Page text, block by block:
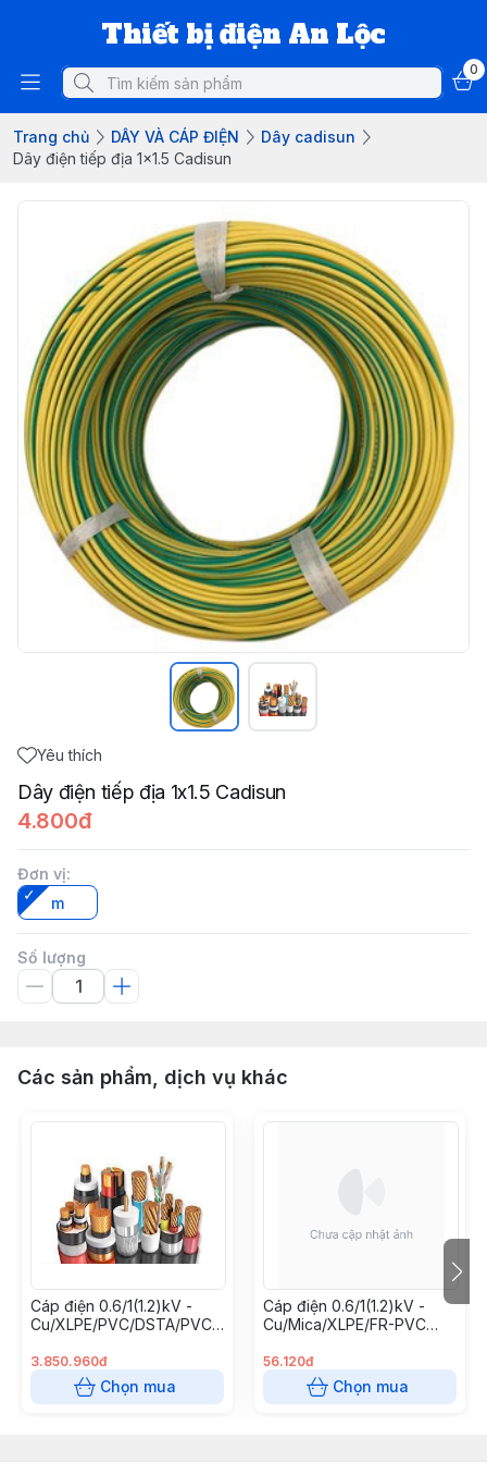
Thiết bị điện An Lộc
0
Trang chủ DÂY VÀ CÁP ĐIỆN
Dây cadisun
Dây điện tiếp địa 1x1.5 Cadisun
Yêu thích
Dây điện tiếp địa 1x1.5 Cadisun
4.800đ
Đơn vị:
m
Số lượng
Các sản phẩm, dịch vụ khác
Cáp điện 0.6/1(1.2)kV -
Cu/XLPE/PVC/DSTA/PVC
3.850.960đ
Chọn mua
Cáp điện 0.6/1(1.2)kV -
Cu/Mica/XLPE/FR-PVC
cháy Cadisun)
56.120đ
Chọn mua